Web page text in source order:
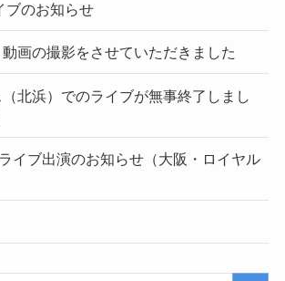
ブのお知らせ
画の撮影をさせていただきました
北浜）でのライブが無事終了しまし
イブ出演のお知らせ（大阪・ロイヤル